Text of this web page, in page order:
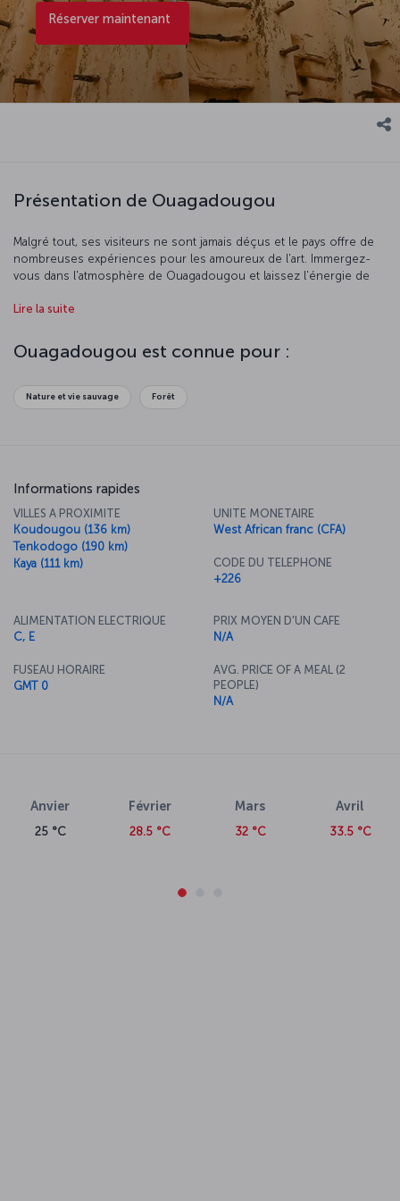
Réserver maintenant
Présentation de Ouagadougou
Malgré tout, ses visiteurs ne sont jamais déçus et le pays offre de
nombreuses expériences pour les amoureux de l'art. Immergez-
vous dans l'atmosphère de Ouagadougou et laissez l'énergie de
Lire la suite
Ouagadougou est connue pour :
Nature et vie sauvage Forêt
Informations rapides
VILLES A PROXIMITE
Koudougou (136 km)
Tenkodogo (190 km)
Kaya (111 km)
UNITE MONETAIRE
West African franc (CFA)
CODE DU TELEPHONE
+226
ALIMENTATION ELECTRIQUE
C, E
FUSEAU HORAIRE
GMT 0
PRIX MOYEN D'UN CAFE
N/A
AVG. PRICE OF A MEAL (2
PEOPLE)
N/A
Anvier
25 °C
Février
28.5 °C
Mars
32 °C
Avril
33.5 °C